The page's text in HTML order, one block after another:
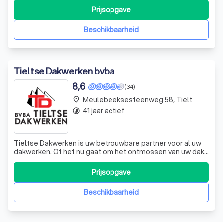
gevelbekleding en/of isolatie. U vindt ons voornamelijk in
West-Vlaanderen, maar we werken ook elders. Wij werken
o.a. met: boomse pannen Bourgo
Beschikbaarheid
Prijsopgave
Tieltse Dakwerken bvba
(34)
8,6
Tieltse Dakwerken is uw betrouwbare partner voor al uw
dakwerken. Of het nu gaat om het ontmossen van uw dak,
dakrenovaties of het plaatsen van platte daken, wij
hebben de expertise en het materiaal om uw project tot
een succes te maken. Mos op uw dak kan leiden tot
schade en lekkages. Daarom bieden
Beschikbaarheid
Prijsopgave
place Meulebeeksesteenweg 58, Tielt
timelapse 41 jaar actief